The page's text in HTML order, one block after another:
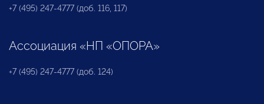
+7 (495) 247-4777 (доб. 116, 117)
Ассоциация «НП «ОПОРА»
+7 (495) 247-4777 (доб. 124)